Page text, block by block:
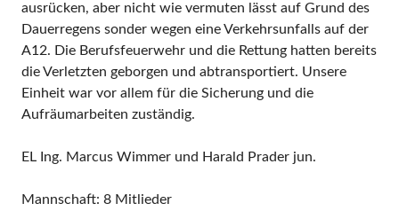
ausrücken, aber nicht wie vermuten lässt auf Grund des
Dauerregens sonder wegen eine Verkehrsunfalls auf der
A12. Die Berufsfeuerwehr und die Rettung hatten bereits
die Verletzten geborgen und abtransportiert. Unsere
Einheit war vor allem für die Sicherung und die
Aufräumarbeiten zuständig.
EL Ing. Marcus Wimmer und Harald Prader jun.
Mannschaft: 8 Mitlieder